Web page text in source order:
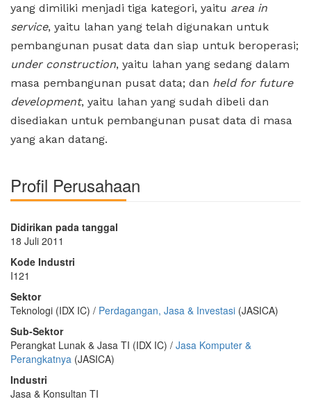
yang dimiliki menjadi tiga kategori, yaitu area in
service, yaitu lahan yang telah digunakan untuk
pembangunan pusat data dan siap untuk beroperasi;
under construction, yaitu lahan yang sedang dalam
masa pembangunan pusat data; dan held for future
development, yaitu lahan yang sudah dibeli dan
disediakan untuk pembangunan pusat data di masa
yang akan datang.
Profil Perusahaan
Didirikan pada tanggal
18 Juli 2011
Kode Industri
I121
Sektor
Teknologi (IDX IC) / Perdagangan, Jasa & Investasi (JASICA)
Sub-Sektor
Perangkat Lunak & Jasa TI (IDX IC) / Jasa Komputer &
Perangkatnya (JASICA)
Industri
Jasa & Konsultan TI